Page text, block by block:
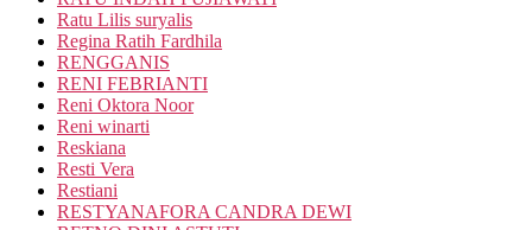
Ratu Lilis suryalis
Regina Ratih Fardhila
RENGGANIS
RENI FEBRIANTI
Reni Oktora Noor
Reni winarti
Reskiana
Resti Vera
Restiani
RESTYANAFORA CANDRA DEWI